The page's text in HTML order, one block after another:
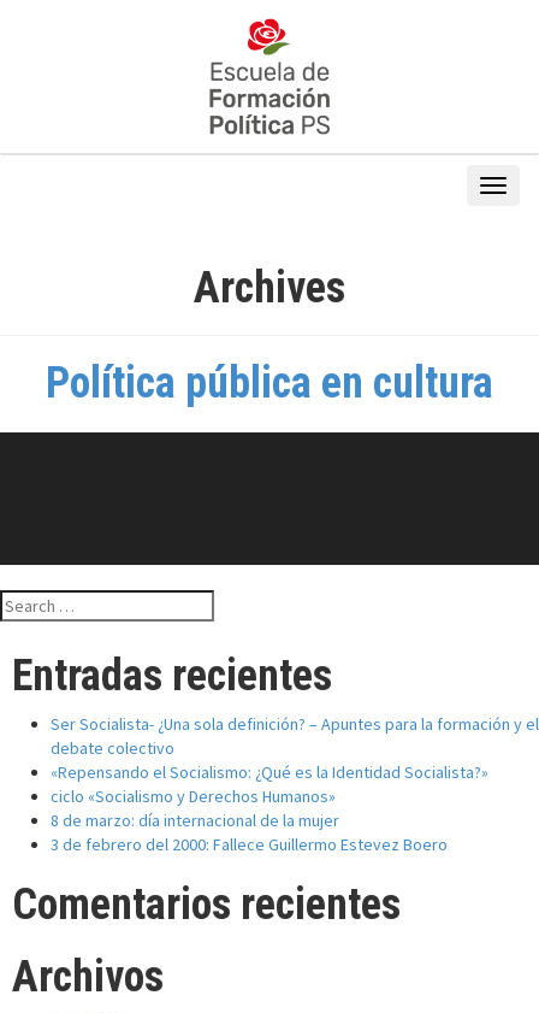
Archives
Política pública en cultura
Search
for:
Entradas recientes
Ser Socialista- ¿Una sola definición? – Apuntes para la formación y el
debate colectivo
«Repensando el Socialismo: ¿Qué es la Identidad Socialista?»
ciclo «Socialismo y Derechos Humanos»
8 de marzo: día internacional de la mujer
3 de febrero del 2000: Fallece Guillermo Estevez Boero
Comentarios recientes
Archivos